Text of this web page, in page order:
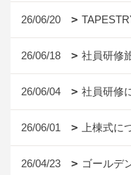
26/06/20
26/06/18 社員研修
26/06/04 社員研修
26/06/01 上棟式に
26/04/23 ゴールデ